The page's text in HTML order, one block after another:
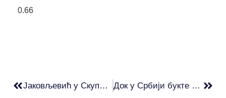
Јаковљевић у Скупштини: Градите пројекте за потребе Рио Тинта и срамотно обмањујете грађане Србије Док у Србији букте пожари на депонијама, власти пуна уста литијума, а грађанима пуна плућа дима